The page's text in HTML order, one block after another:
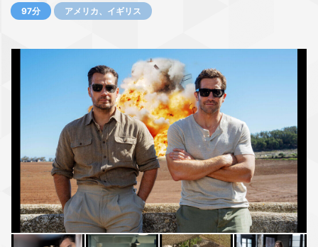
97分 アメリカ、イギリス